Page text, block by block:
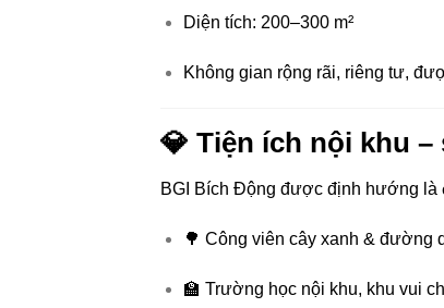
Diện tích: 200–300 m²
Không gian rộng rãi, riêng tư,
💎 Tiện ích nội khu
BGI Bích Động được định hướng là
🌳 Công viên cây xanh & đường
🏫 Trường học nội khu, khu vui